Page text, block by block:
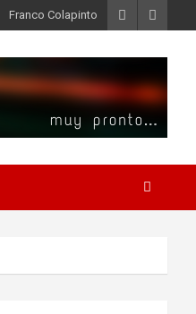
Franco Colapinto